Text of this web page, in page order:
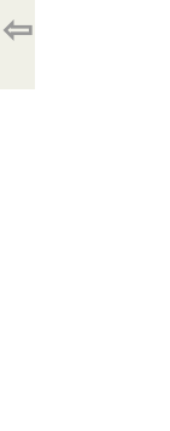
⇦